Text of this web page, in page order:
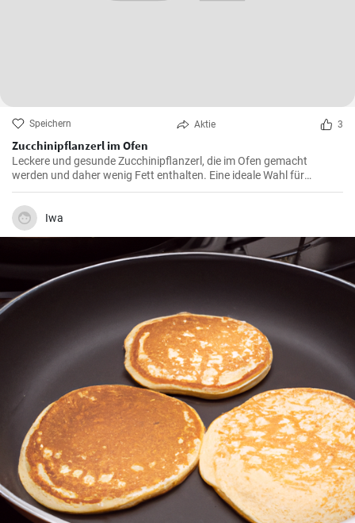
Speichern Aktie 3
Zucchinipflanzerl im Ofen
Leckere und gesunde Zucchinipflanzerl, die im Ofen gemacht
werden und daher wenig Fett enthalten. Eine ideale Wahl für
Vegetarier und alle, die versuchen, gesünder und
abwechslungsreicher zu essen.
Iwa